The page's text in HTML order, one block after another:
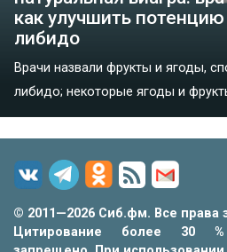
как улучшить
либидо
Врачи назвали фрукты и ягоды,
либидо; некоторые ягоды и
© 2011—2026 Сиб.фм. Все
Цитирование более 30 %